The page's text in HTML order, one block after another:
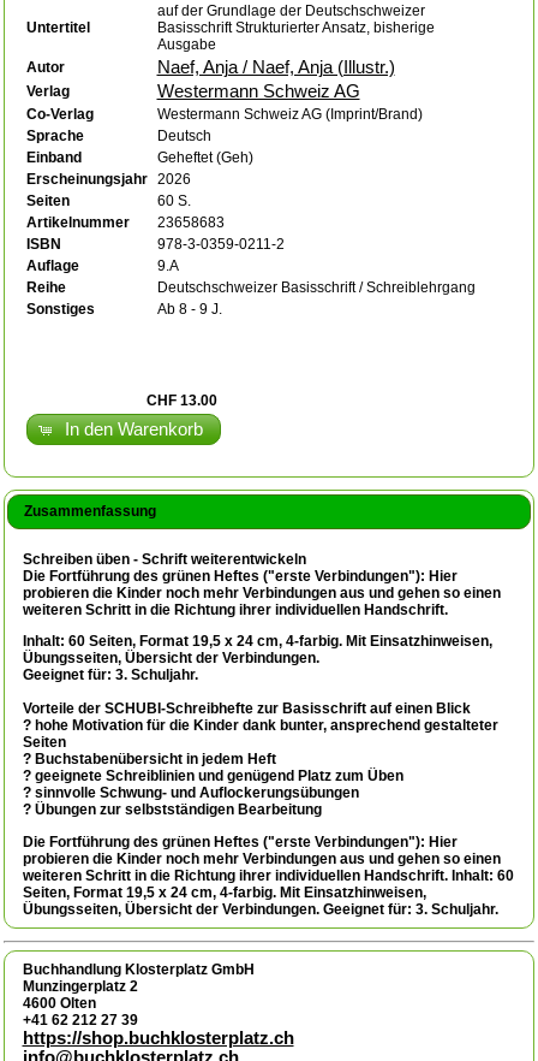
Untertitel
auf der Grundlage der Deutschschweizer
Basisschrift Strukturierter Ansatz, bisherige
Ausgabe
Autor
Naef, Anja / Naef, Anja (Illustr.)
Verlag Westermann Schweiz AG
Co-Verlag
Westermann Schweiz AG (Imprint/Brand)
Sprache
Deutsch
Einband
Geheftet (Geh)
Erscheinungsjahr
2026
Seiten
60 S.
Artikelnummer
23658683
ISBN
978-3-0359-0211-2
Auflage
9.A
Reihe
Deutschschweizer Basisschrift / Schreiblehrgang
Sonstiges
Ab 8 - 9 J.
CHF 13.00
In den Warenkorb
Zusammenfassung
Schreiben üben - Schrift weiterentwickeln
Die Fortführung des grünen Heftes ("erste Verbindungen"): Hier
probieren die Kinder noch mehr Verbindungen aus und gehen so einen
weiteren Schritt in die Richtung ihrer individuellen Handschrift.
Inhalt: 60 Seiten, Format 19,5 x 24 cm, 4-farbig. Mit Einsatzhinweisen,
Übungsseiten, Übersicht der Verbindungen.
Geeignet für: 3. Schuljahr.
Vorteile der SCHUBI-Schreibhefte zur Basisschrift auf einen Blick
? hohe Motivation für die Kinder dank bunter, ansprechend gestalteter
Seiten
? Buchstabenübersicht in jedem Heft
? geeignete Schreiblinien und genügend Platz zum Üben
? sinnvolle Schwung- und Auflockerungsübungen
? Übungen zur selbstständigen Bearbeitung
Die Fortführung des grünen Heftes ("erste Verbindungen"): Hier
probieren die Kinder noch mehr Verbindungen aus und gehen so einen
weiteren Schritt in die Richtung ihrer individuellen Handschrift. Inhalt: 60
Seiten, Format 19,5 x 24 cm, 4-farbig. Mit Einsatzhinweisen,
Übungsseiten, Übersicht der Verbindungen. Geeignet für: 3. Schuljahr.
Buchhandlung Klosterplatz GmbH
Munzingerplatz 2
4600 Olten
+41 62 212 27 39
https://shop.buchklosterplatz.ch